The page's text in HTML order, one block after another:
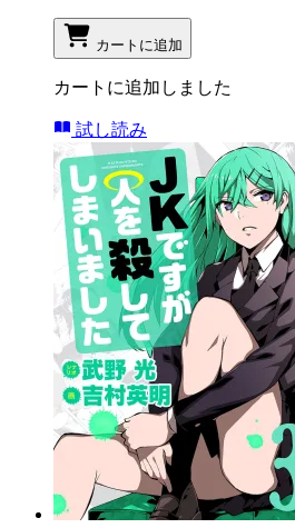
カートに追加
カートに追加しました
試し読み